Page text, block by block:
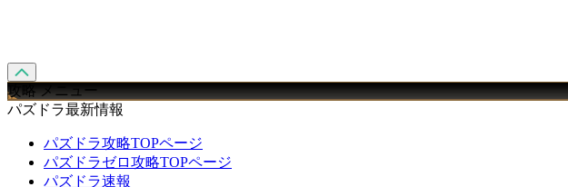
攻略 メニュー
パズドラ最新情報
パズドラ攻略TOPページ
パズドラゼロ攻略TOPページ
パズドラ速報